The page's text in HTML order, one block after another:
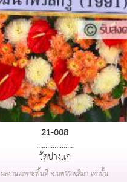
21-008
....................
วัดปางแก
ผลงานเฉพาะพื้นที่ จ.นครราชสีมา เท่านั้น